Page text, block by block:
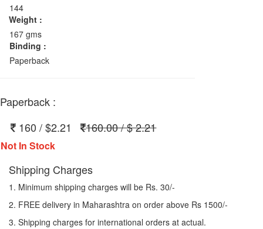
144
Weight :
167 gms
Binding :
Paperback
Paperback :
160 / $2.21
160.00 / $ 2.21
Not In Stock
Shipping Charges
1. Minimum shipping charges will be Rs. 30/-
2. FREE delivery in Maharashtra on order above Rs 1500/-
3. Shipping charges for international orders at actual.